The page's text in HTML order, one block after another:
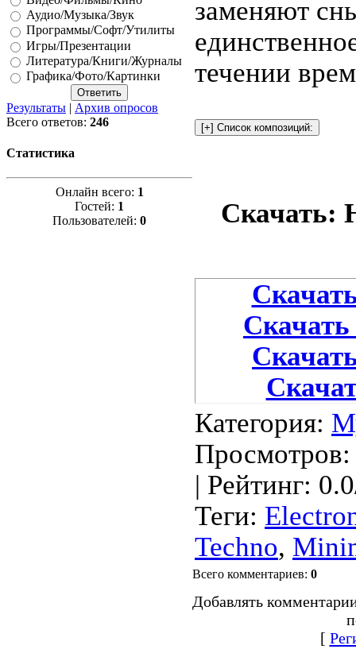
Аудио/Музыка/Звук
Программы/Софт/Утилиты
Игры/Презентации
Литература/Книги/Журналы
Графика/Фото/Картинки
Результаты | Архив опросов
Всего ответов: 246
Статистика
Онлайн всего: 1
Гостей: 1
Пользователей: 0
заменяют
течении
Скачать:
Скачать
Категория:
Просмотров
| Рейтинг: 0.0
Теги:
Techno,
Всего комментариев: 0
Добавлять
[